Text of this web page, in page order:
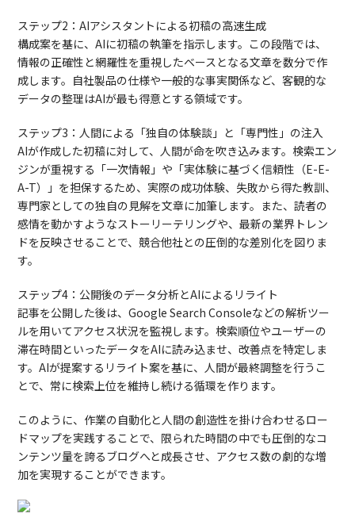
ステップ2：AIアシスタントによる初稿の高速生成
構成案を基に、AIに初稿の執筆を指示します。この段階では、
情報の正確性と網羅性を重視したベースとなる文章を数分で作
成します。自社製品の仕様や一般的な事実関係など、客観的な
データの整理はAIが最も得意とする領域です。
ステップ3：人間による「独自の体験談」と「専門性」の注入
AIが作成した初稿に対して、人間が命を吹き込みます。検索エン
ジンが重視する「一次情報」や「実体験に基づく信頼性（E-E-
A-T）」を担保するため、実際の成功体験、失敗から得た教訓、
専門家としての独自の見解を文章に加筆します。また、読者の
感情を動かすようなストーリーテリングや、最新の業界トレン
ドを反映させることで、競合他社との圧倒的な差別化を図りま
す。
ステップ4：公開後のデータ分析とAIによるリライト
記事を公開した後は、Google Search Consoleなどの解析ツー
ルを用いてアクセス状況を監視します。検索順位やユーザーの
滞在時間といったデータをAIに読み込ませ、改善点を特定しま
す。AIが提案するリライト案を基に、人間が最終調整を行うこ
とで、常に検索上位を維持し続ける循環を作ります。
このように、作業の自動化と人間の創造性を掛け合わせるロー
ドマップを実践することで、限られた時間の中でも圧倒的なコ
ンテンツ量を誇るブログへと成長させ、アクセス数の劇的な増
加を実現することができます。